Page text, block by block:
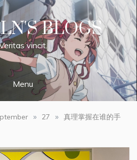
BLOGS
vincit.
Menu
» 27 » 真理掌握在谁的手